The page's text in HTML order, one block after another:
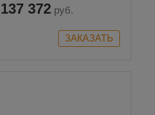
137 372 руб.